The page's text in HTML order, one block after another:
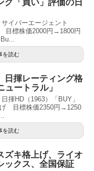
グ「買い」評価の日
イバーエージェント
目標株価2000円→1800円
を読む
日揮レーティング格
ートラル」
揮HD（1963）「BUY」
目標株価2350円→1250
を読む
ズキ格上げ、ライオ
ックス、全国保証